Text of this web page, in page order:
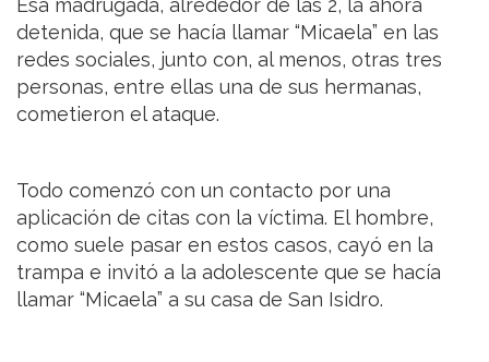
detenida, que se hacía llamar “Micaela” en las
redes sociales, junto con, al menos, otras tres
personas, entre ellas una de sus hermanas,
cometieron el ataque.
Todo comenzó con un contacto por una
aplicación de citas con la víctima. El hombre,
como suele pasar en estos casos, cayó en la
trampa e invitó a la adolescente que se hacía
llamar “Micaela” a su casa de San Isidro.